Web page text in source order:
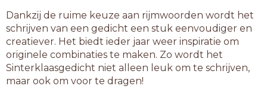
harpij
heibei
hetzij
inbrei
kalkei
kandij
Dankzij de ruime keuze aan rijmwoorden wordt het
schrijven van een gedicht een stuk eenvoudiger en
creatiever. Het biedt ieder jaar weer inspiratie om
originele combinaties te maken. Zo wordt het
Sinterklaasgedicht niet alleen leuk om te schrijven,
maar ook om voor te dragen!